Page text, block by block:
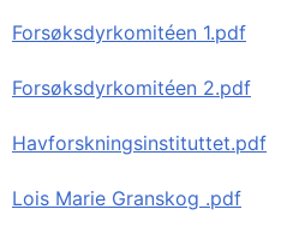
Forsøksdyrkomitéen 1.pdf
Forsøksdyrkomitéen 2.pdf
Havforskningsinstituttet.pdf
Lois Marie Granskog .pdf